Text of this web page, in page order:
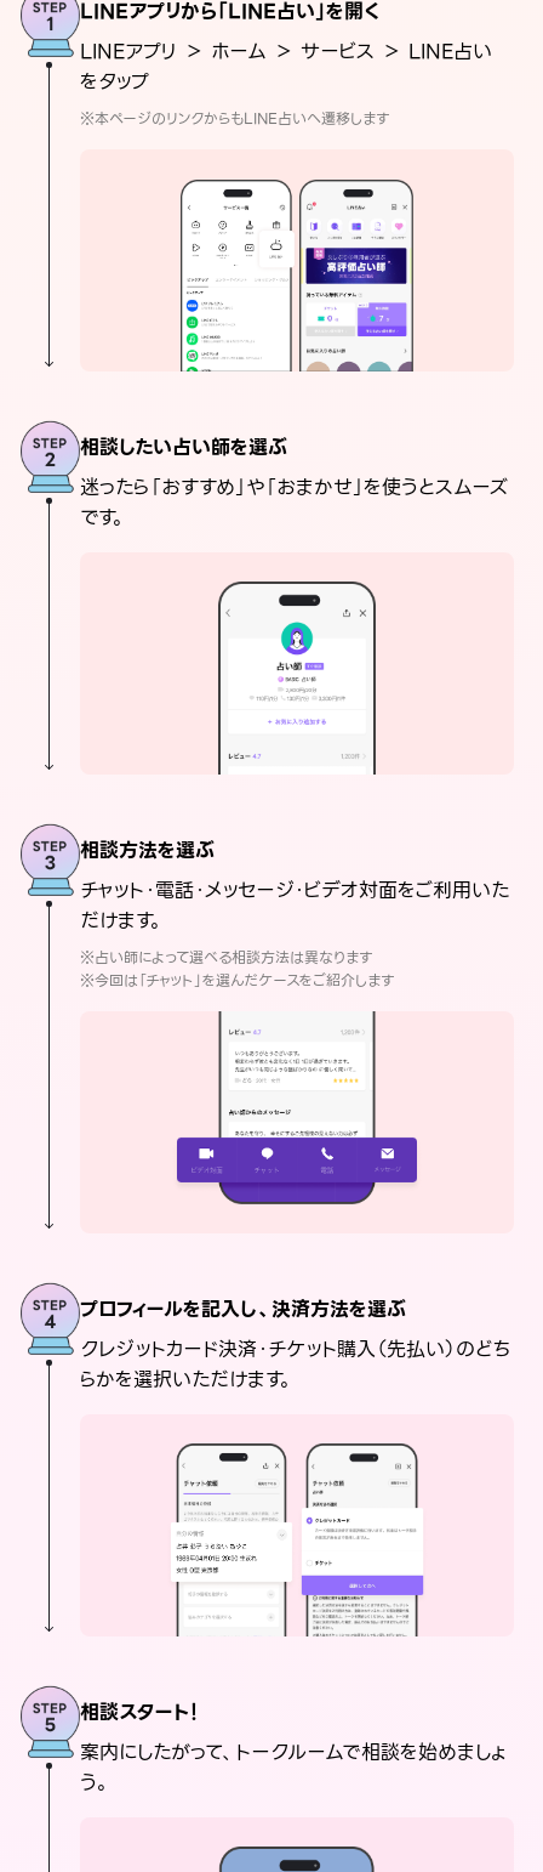
LINEアプリから「LINE占い」を開く
LINEアプリ ＞ ホーム ＞ サービス ＞ LINE占い
をタップ
※本ページのリンクからもLINE占いへ遷移します
相談したい占い師を選ぶ
迷ったら「おすすめ」や「おまかせ」を使うとスムーズ
です。
相談方法を選ぶ
チャット・電話・メッセージ・ビデオ対面をご利用いた
だけます。
※占い師によって選べる相談方法は異なります
※今回は「チャット」を選んだケースをご紹介します
プロフィールを記入し、決済方法を選ぶ
クレジットカード決済・チケット購入（先払い）のどち
らかを選択いただけます。
相談スタート！
案内にしたがって、トークルームで相談を始めましょ
う。